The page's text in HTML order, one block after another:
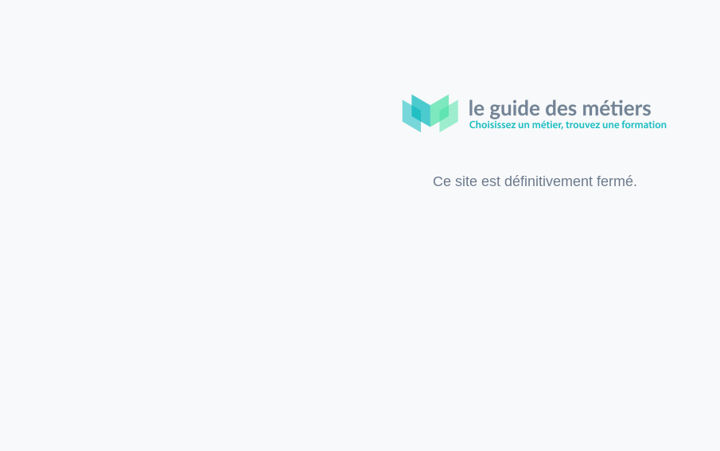
Ce site est définitivement fermé.